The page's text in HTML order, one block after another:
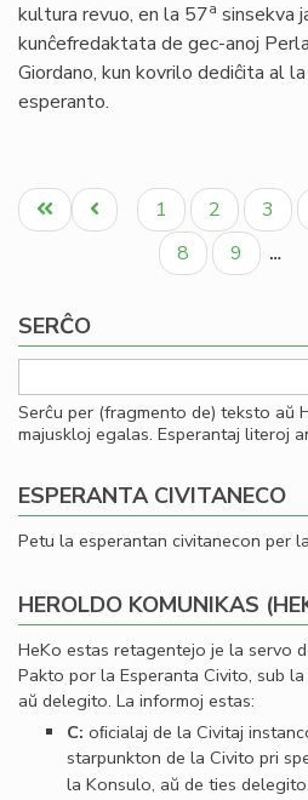
kultura revuo, en la 57a sinsekva
kunĉefredaktata de gec-anoj
Giordano, kun kovrilo dediĉita al
esperanto.
Pagination
Unua
paĝo
Antaŭa
paĝo
Paĝo
1 Paĝo
2 Paĝo
3
Paĝo
8 Paĝo
9 …
SERĈO
Serĉu per (fragmento de) teksto aŭ
majuskloj egalas. Esperantaj literoj
ESPERANTA CIVITANECO
Petu la esperantan civitanecon per la
HEROLDO KOMUNIKAS
HeKo estas retagentejo je la servo
Pakto por la Esperanta Civito, sub
aŭ delegito. La informoj estas:
C: oﬁcialaj de la Civitaj
starpunkton de la Civito pri
la Konsulo, aŭ de ties